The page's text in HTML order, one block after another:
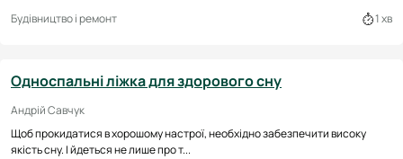
Будівництво і ремонт 1 хв
Односпальні ліжка для здорового сну
Андрій Савчук
Щоб прокидатися в хорошому настрої, необхідно забезпечити високу
якість сну. І йдеться не лише про т...